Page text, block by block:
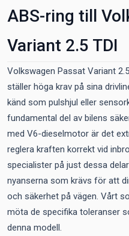
ABS-ring till
Variant 2.5 TDI
Volkswagen Passat Variant
ställer höga krav på sina
känd som pulshjul eller
fundamental del av bilens
med V6-dieselmotor är det
reglera kraften korrekt vid
specialister på just dessa
nyanserna som krävs för att
och säkerhet på vägen. Vårt
möta de specifika toleranser
denna modell.